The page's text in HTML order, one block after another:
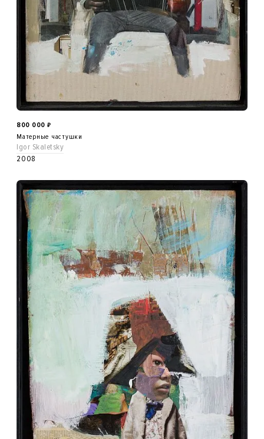
800 000 ₽
Матерные частушки
Igor Skaletsky
2008